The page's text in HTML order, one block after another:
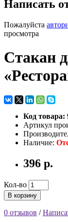
Написать
Пожалуйста
просмотра
Стакан
Код товара:
Артикул
Наличие:
396 р.
Кол-во
В корзину
0 отзывов /